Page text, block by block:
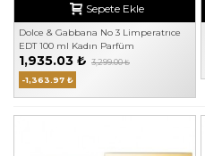
Sepete Ekle
Dolce & Gabbana No 3 Limperatrıce
EDT 100 ml Kadın Parfüm
1,935.03 ₺ 3,299.00 ₺
-1,363.97 ₺